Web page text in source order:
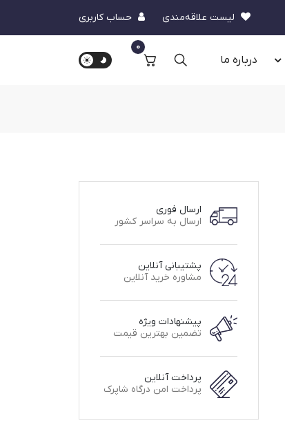
لیست علاقه‌مندی حساب کاربری
درباره‌ ما
0
ارسال فوری
ارسال به سراسر کشور
پشتیبانی آنلاین
مشاوره خرید آنلاین
پیشنهادات ویژه
تضمین بهترین قیمت
پرداخت آنلاین
پرداخت امن درگاه شاپرک